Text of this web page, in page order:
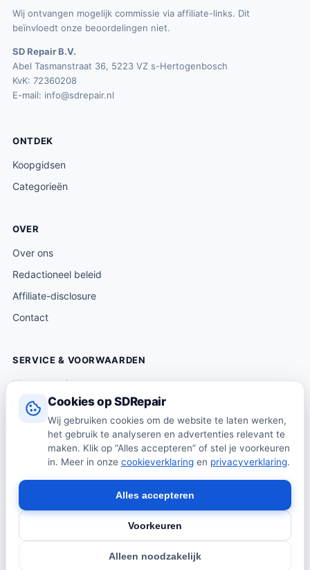
Cookies op SDRepair
Wij gebruiken cookies om de website te laten werken,
het gebruik te analyseren en advertenties relevant te
maken. Klik op “Alles accepteren” of stel je voorkeuren
in. Meer in onze cookieverklaring en privacyverklaring.
Alleen noodzakelijk
Voorkeuren
Alles accepteren
Wij ontvangen mogelijk commissie via affiliate-links. Dit
beïnvloedt onze beoordelingen niet.
SD Repair B.V.
Abel Tasmanstraat 36, 5223 VZ s-Hertogenbosch
KvK: 72360208
E-mail: info@sdrepair.nl
ONTDEK
Koopgidsen
Categorieën
OVER
Over ons
Redactioneel beleid
Affiliate-disclosure
Contact
SERVICE & VOORWAARDEN
Klantenservice
Verzending & levering
Retourneren
Algemene voorwaarden
verkopen zelf geen producten · Alle prijzen onder voorbehoud.